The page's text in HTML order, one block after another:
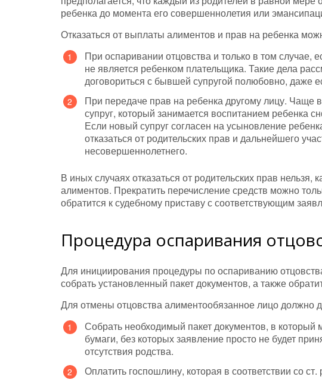
ребенка до момента его совершеннолетия или
Отказаться от выплаты алиментов и прав на ребенка
При оспаривании отцовства и только в том случае,
не является ребенком плательщика. Такие дела
договориться с бывшей супругой полюбовно, даже
При передаче прав на ребенка другому лицу. Чаще
супруг, который занимается воспитанием ребенка
Если новый супруг согласен на усыновление
отказаться от родительских прав и дальнейшего
несовершеннолетнего.
В иных случаях отказаться от родительских прав нельзя,
алиментов. Прекратить перечисление средств можно
обратится к судебному приставу с соответствующим
Процедура оспаривания
Для инициирования процедуры по оспариванию
собрать установленный пакет документов, а также
Для отмены отцовства алиментообязанное лицо должно
Собрать необходимый пакет документов, в который
бумаги, без которых заявление просто не будет
отсутствия родства.
Оплатить госпошлину, которая в соответствии со